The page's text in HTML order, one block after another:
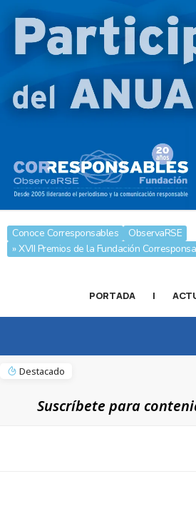
Conoce Corresponsables
ObservaRSE
» XVII Premios de la Fundación
PORTADA |
Destacado
Suscríbete para